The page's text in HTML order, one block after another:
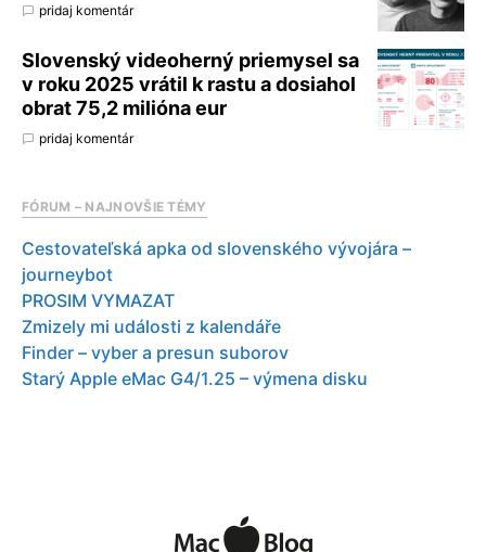
pridaj komentár
Slovenský videoherný priemysel sa
v roku 2025 vrátil k rastu a dosiahol
obrat 75,2 milióna eur
pridaj komentár
FÓRUM – NAJNOVŠIE TÉMY
Cestovateľská apka od slovenského vývojára –
journeybot
PROSIM VYMAZAT
Zmizely mi události z kalendáře
Finder – vyber a presun suborov
Starý Apple eMac G4/1.25 – výmena disku